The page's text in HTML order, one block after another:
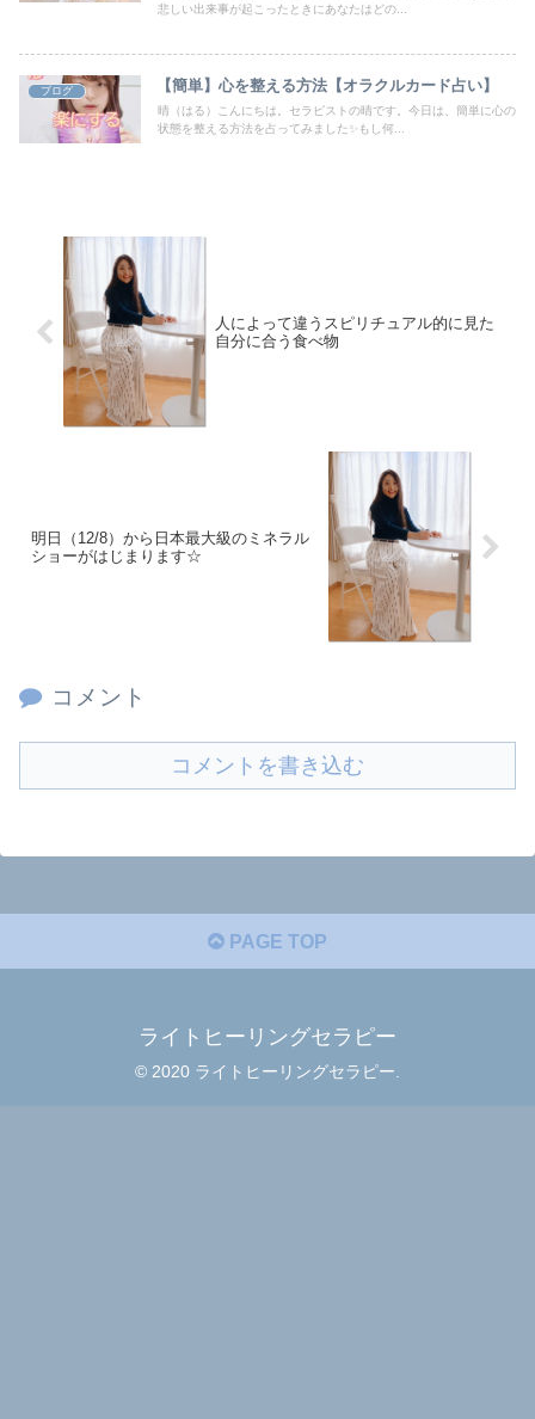
悲しい出来事が起こったときにあなたはどの...
ブログ 【簡単】心を整える方法【オラクルカード占い】
晴（はる）こんにちは。セラピストの晴です。今日は、簡単に心の
状態を整える方法を占ってみました✨もし何...
人によって違うスピリチュアル的に見た
自分に合う食べ物
明日（12/8）から日本最大級のミネラル
ショーがはじまります☆
コメント
コメントを書き込む
PAGE TOP
ライトヒーリングセラピー
© 2020 ライトヒーリングセラピー.